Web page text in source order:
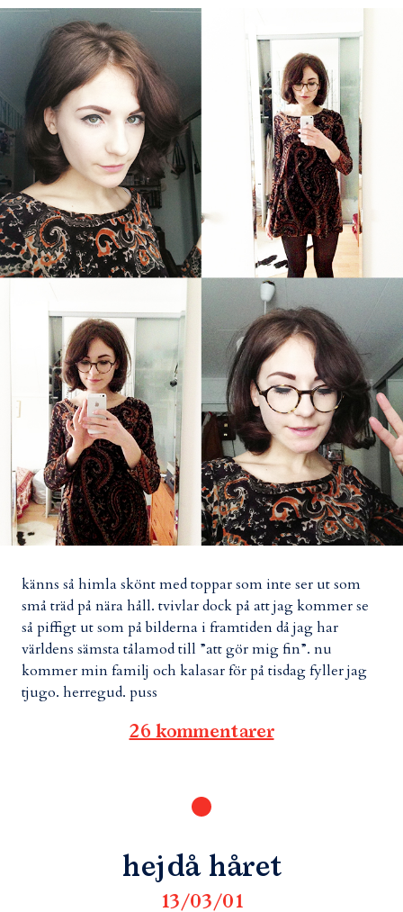
känns så himla skönt med toppar som inte ser ut som
små träd på nära håll. tvivlar dock på att jag kommer se
så piffigt ut som på bilderna i framtiden då jag har
världens sämsta tålamod till ”att gör mig fin”. nu
kommer min familj och kalasar för på tisdag fyller jag
tjugo. herregud. puss
26 kommentarer
hejdå håret
13/03/01